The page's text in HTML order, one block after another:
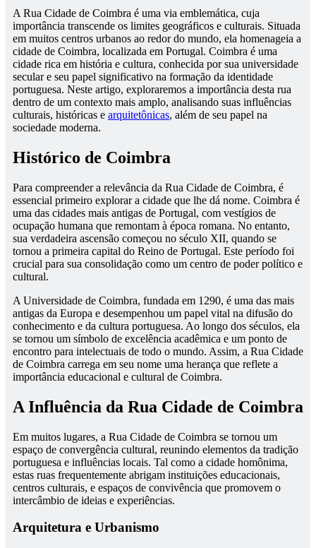
A Rua Cidade de Coimbra é uma via emblemática, cuja
importância transcende os limites geográficos e culturais. Situada
em muitos centros urbanos ao redor do mundo, ela homenageia a
cidade de Coimbra, localizada em Portugal. Coimbra é uma
cidade rica em história e cultura, conhecida por sua universidade
secular e seu papel significativo na formação da identidade
portuguesa. Neste artigo, exploraremos a importância desta rua
dentro de um contexto mais amplo, analisando suas influências
culturais, históricas e arquitetônicas, além de seu papel na
sociedade moderna.
Histórico de Coimbra
Para compreender a relevância da Rua Cidade de Coimbra, é
essencial primeiro explorar a cidade que lhe dá nome. Coimbra é
uma das cidades mais antigas de Portugal, com vestígios de
ocupação humana que remontam à época romana. No entanto,
sua verdadeira ascensão começou no século XII, quando se
tornou a primeira capital do Reino de Portugal. Este período foi
crucial para sua consolidação como um centro de poder político e
cultural.
A Universidade de Coimbra, fundada em 1290, é uma das mais
antigas da Europa e desempenhou um papel vital na difusão do
conhecimento e da cultura portuguesa. Ao longo dos séculos, ela
se tornou um símbolo de excelência acadêmica e um ponto de
encontro para intelectuais de todo o mundo. Assim, a Rua Cidade
de Coimbra carrega em seu nome uma herança que reflete a
importância educacional e cultural de Coimbra.
A Influência da Rua Cidade de Coimbra
Em muitos lugares, a Rua Cidade de Coimbra se tornou um
espaço de convergência cultural, reunindo elementos da tradição
portuguesa e influências locais. Tal como a cidade homônima,
estas ruas frequentemente abrigam instituições educacionais,
centros culturais, e espaços de convivência que promovem o
intercâmbio de ideias e experiências.
Arquitetura e Urbanismo